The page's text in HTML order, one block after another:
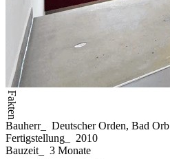
Fakten
Bauherr_
Deutscher Orden, Bad Orb
Fertigstellung
2010
Bauzeit
3 Monate